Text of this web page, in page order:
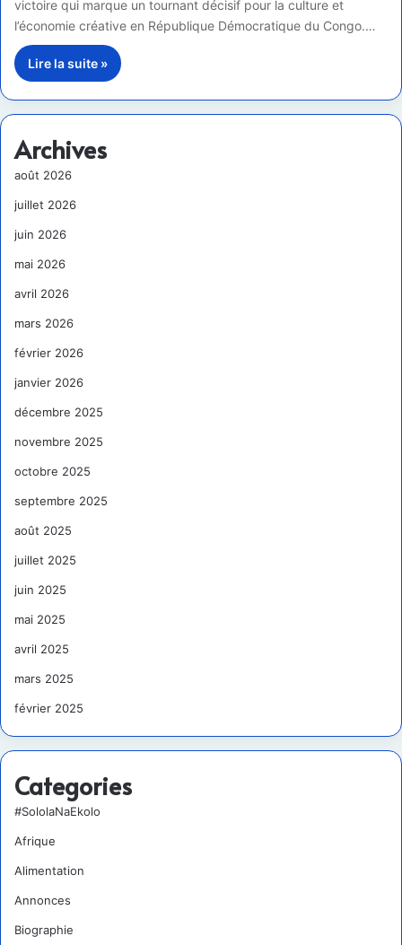
victoire qui marque un tournant décisif pour la culture et
l’économie créative en République Démocratique du Congo.…
Lire la suite »
Archives
août 2026
juillet 2026
juin 2026
mai 2026
avril 2026
mars 2026
février 2026
janvier 2026
décembre 2025
novembre 2025
octobre 2025
septembre 2025
août 2025
juillet 2025
juin 2025
mai 2025
avril 2025
mars 2025
février 2025
Categories
#SololaNaEkolo
Afrique
Alimentation
Annonces
Biographie